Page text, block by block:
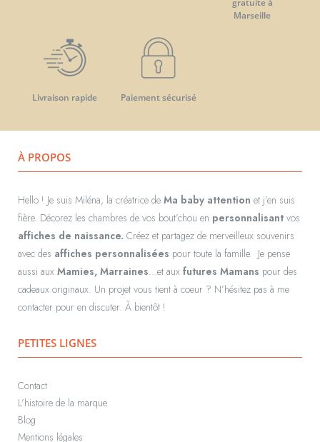
gratuite à
Marseille
Livraison rapide Paiement sécurisé
À PROPOS
Hello ! Je suis Miléna, la créatrice de Ma baby attention et j’en suis
fière. Décorez les chambres de vos bout’chou en personnalisant vos
affiches de naissance. Créez et partagez de merveilleux souvenirs
avec des affiches personnalisées pour toute la famille. Je pense
aussi aux Mamies, Marraines…et aux futures Mamans pour des
cadeaux originaux. Un projet vous tient à coeur ? N’hésitez pas à me
contacter pour en discuter. À bientôt !
PETITES LIGNES
Contact
L’histoire de la marque
Blog
Mentions légales